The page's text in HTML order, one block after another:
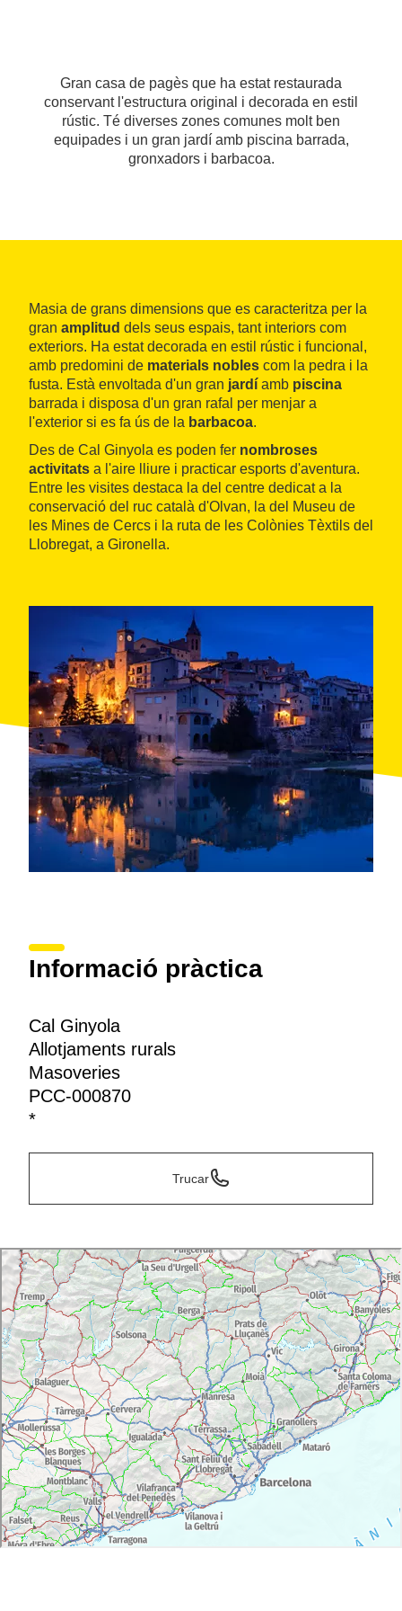
Gran casa de pagès que ha estat restaurada
conservant l'estructura original i decorada en estil
rústic. Té diverses zones comunes molt ben
equipades i un gran jardí amb piscina barrada,
gronxadors i barbacoa.
Masia de grans dimensions que es caracteritza per la
gran amplitud dels seus espais, tant interiors com
exteriors. Ha estat decorada en estil rústic i funcional,
amb predomini de materials nobles com la pedra i la
fusta. Està envoltada d'un gran jardí amb piscina
barrada i disposa d'un gran rafal per menjar a
l'exterior si es fa ús de la barbacoa.
Des de Cal Ginyola es poden fer nombroses
activitats a l'aire lliure i practicar esports d'aventura.
Entre les visites destaca la del centre dedicat a la
conservació del ruc català d'Olvan, la del Museu de
les Mines de Cercs i la ruta de les Colònies Tèxtils del
Llobregat, a Gironella.
Informació pràctica
Cal Ginyola
Allotjaments rurals
Masoveries
PCC-000870
*
Trucar